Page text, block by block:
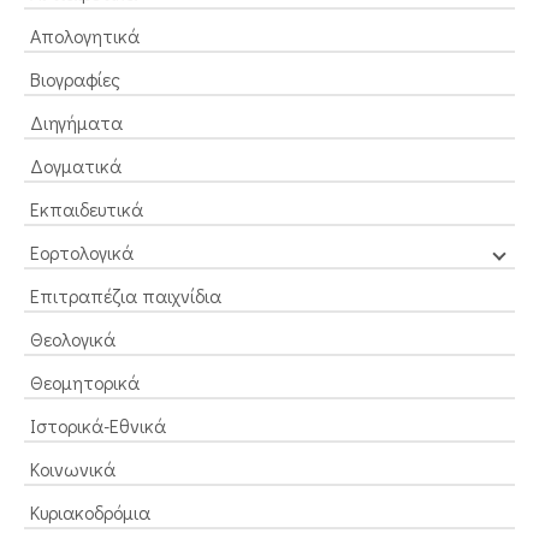
Απολογητικά
Βιογραφίες
Διηγήματα
Δογματικά
Εκπαιδευτικά
Εορτολογικά
Επιτραπέζια παιχνίδια
Θεολογικά
Θεομητορικά
Ιστορικά-Εθνικά
Κοινωνικά
Κυριακοδρόμια